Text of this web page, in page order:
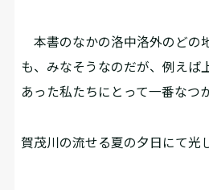
本書のなかの洛中洛外のどの
も、みなそうなのだが、例えば
あった私たちにとって一番なつか
賀茂川の流せる夏の夕日にて光